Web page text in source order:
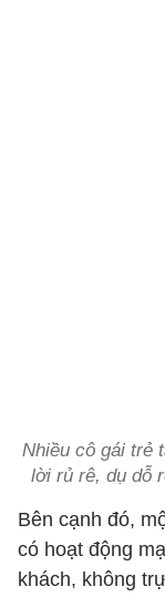
Nhiều cô gái trẻ
lời rủ rê, dụ dỗ
Bên cạnh đó,
có hoạt động
khách, không